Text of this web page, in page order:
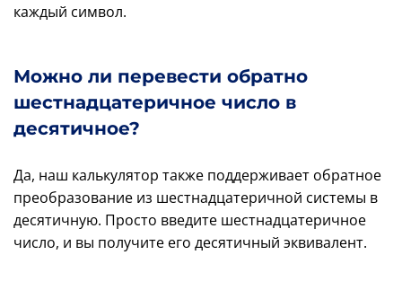
каждый символ.
Можно ли перевести обратно
шестнадцатеричное число в
десятичное?
Да, наш калькулятор также поддерживает обратное
преобразование из шестнадцатеричной системы в
десятичную. Просто введите шестнадцатеричное
число, и вы получите его десятичный эквивалент.